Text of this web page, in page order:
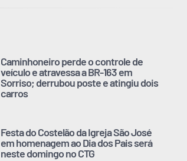
Caminhoneiro perde o controle de
veículo e atravessa a BR-163 em
Sorriso; derrubou poste e atingiu dois
carros
Festa do Costelão da Igreja São José
em homenagem ao Dia dos Pais será
neste domingo no CTG